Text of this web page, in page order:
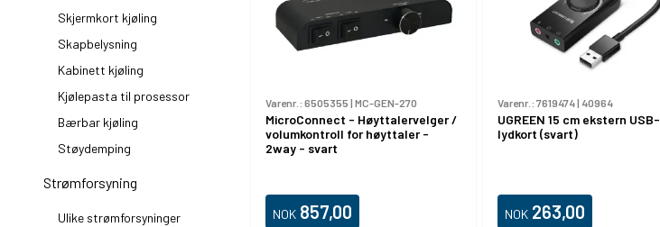
Skjermkort kjøling
Skapbelysning
Kabinett kjøling
Kjølepasta til prosessor
Bærbar kjøling
Støydemping
Strømforsyning
Ulike strømforsyninger
Varenr.: 6505355 | MC-GEN-270
MicroConnect - Høyttalervelger /
volumkontroll for høyttaler -
2way - svart
NOK 857,00
Varenr.: 7619474| 40964
UGREEN 15 cm ekstern USB-
lydkort (svart)
NOK 263,00